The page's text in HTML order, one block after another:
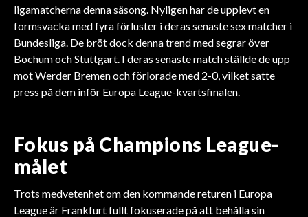
ligamatcherna denna säsong. Nyligen har de upplevt en
formsvacka med fyra förluster i deras senaste sex matcher i
Bundesliga. De bröt dock denna trend med segrar över
Bochum och Stuttgart. I deras senaste match ställde de upp
mot Werder Bremen och förlorade med 2-0, vilket satte
press på dem inför Europa League-kvartsfinalen.
Fokus på Champions League-
målet
Trots medvetenhet om den kommande returen i Europa
League är Frankfurt fullt fokuserade på att behålla sin